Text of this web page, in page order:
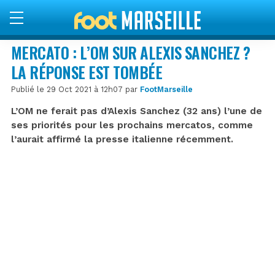
MERCATO : L’OM SUR ALEXIS SANCHEZ ?
LA RÉPONSE EST TOMBÉE
Publié le 29 Oct 2021 à 12h07 par FootMarseille
L’OM ne ferait pas d’Alexis Sanchez (32 ans) l’une de
ses priorités pour les prochains mercatos, comme
l’aurait affirmé la presse italienne récemment.